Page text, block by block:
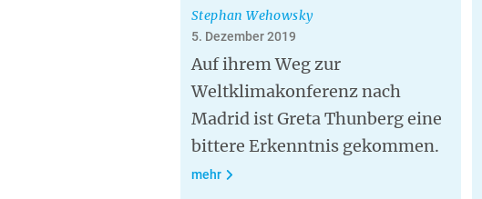
Stephan Wehowsky
5. Dezember 2019
Auf ihrem Weg zur
Weltklimakonferenz nach
Madrid ist Greta Thunberg eine
bittere Erkenntnis gekommen.
mehr